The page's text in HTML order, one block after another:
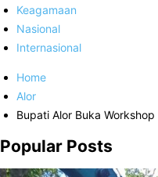
Keagamaan
Nasional
Internasional
Home
Alor
Bupati Alor Buka
Popular Posts